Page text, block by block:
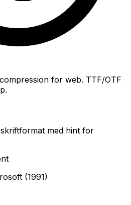
for web. TTF/OTF
med hint for
(1991)